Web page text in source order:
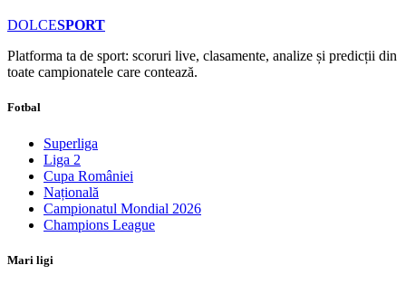
DOLCESPORT
Platforma ta de sport: scoruri live, clasamente, analize și predicții din
toate campionatele care contează.
Fotbal
Superliga
Liga 2
Cupa României
Națională
Campionatul Mondial 2026
Champions League
Mari ligi